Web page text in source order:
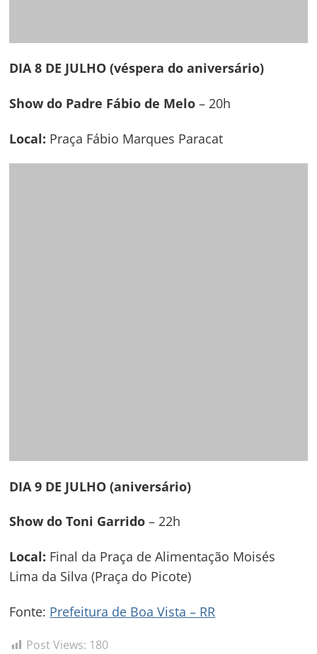
DIA 8 DE JULHO (véspera do aniversário)
Show do Padre Fábio de Melo– 20h
Local: Praça Fábio Marques Paracat
DIA 9 DE JULHO (aniversário)
Show do Toni Garrido – 22h
Local: Final da Praça de Alimentação Moisés
Lima da Silva (Praça do Picote)
Fonte: Prefeitura de Boa Vista – RR
Post Views: 180
Navegação
Post